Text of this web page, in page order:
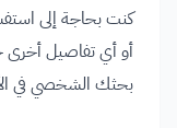
كنت بحاجة إلى
أو أي تفاصيل أخرى
بحثك الشخصي في